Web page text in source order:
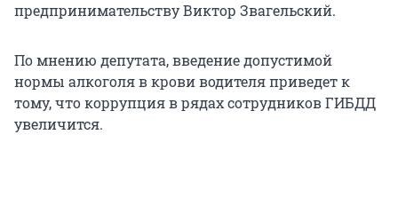
предпринимательству Виктор Звагельский.
По мнению депутата, введение допустимой
нормы алкоголя в крови водителя приведет к
тому, что коррупция в рядах сотрудников ГИБДД
увеличится.